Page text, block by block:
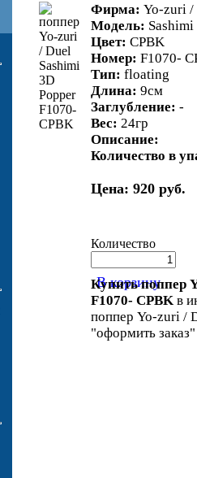
Фирма: Yo-zuri /
Модель:
Цвет: CPBK
Номер: F1070-
Тип: floating
Длина: 9см
Заглубление: -
Вес: 24гр
Описание:
Количество в
Цена: 920 руб.
Количество
В корзину
Купить поппер
F1070- CPBK в
поппер Yo-zuri /
"оформить